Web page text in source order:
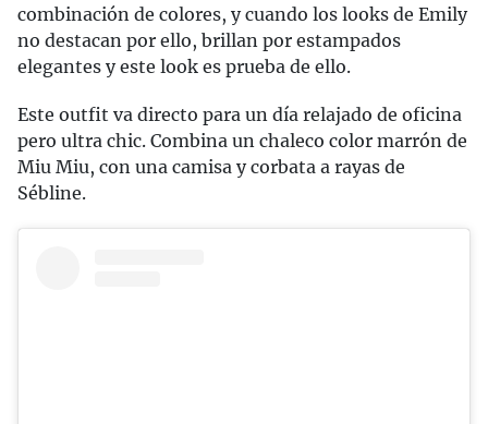
combinación de colores, y cuando los looks de Emily
no destacan por ello, brillan por estampados
elegantes y este look es prueba de ello.
Este outfit va directo para un día relajado de oficina
pero ultra chic. Combina un chaleco color marrón de
Miu Miu, con una camisa y corbata a rayas de
Sébline.